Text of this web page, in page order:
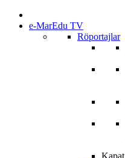
e-MarEdu TV
Röportajlar
Kapat